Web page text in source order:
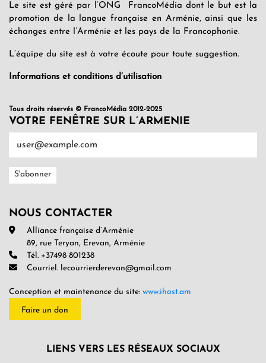
Le site est géré par l’ONG FrancoMédia dont le but est la
promotion de la langue française en Arménie, ainsi que les
échanges entre l’Arménie et les pays de la Francophonie.
L’équipe du site est à votre écoute pour toute suggestion.
Informations et conditions d’utilisation
Tous droits réservés © FrancoMédia 2012-2025
VOTRE FENÊTRE SUR L’ARMENIE
NOUS CONTACTER
Alliance française d’Arménie
89, rue Teryan, Erevan, Arménie
Tél. +37498 801238
Courriel. lecourrierderevan@gmail.com
Conception et maintenance du site: www.ihost.am
Faire un don
LIENS VERS LES RÉSEAUX SOCIAUX